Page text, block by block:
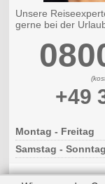
Unsere
gerne bei der
+49
Montag - Freitag
Samstag - Sonntag